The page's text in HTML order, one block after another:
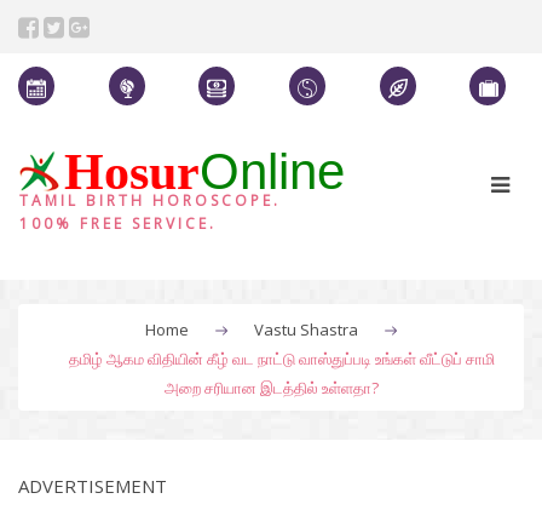
HosurOnline
TAMIL BIRTH HOROSCOPE.
100% FREE SERVICE.
Home
Vastu Shastra
தமிழ் ஆகம விதியின் கீழ் வட நாட்டு வாஸ்துப்படி உங்கள் வீட்டுப் சாமி
அறை சரியான இடத்தில் உள்ளதா?
ADVERTISEMENT